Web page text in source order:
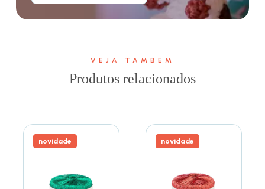
VEJA TAMBÉM
Produtos relacionados
novidade novidade